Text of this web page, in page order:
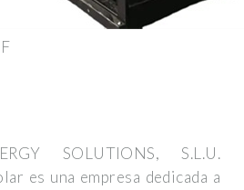
SOLUTIONS, S.L.U.
es una empresa dedicada a